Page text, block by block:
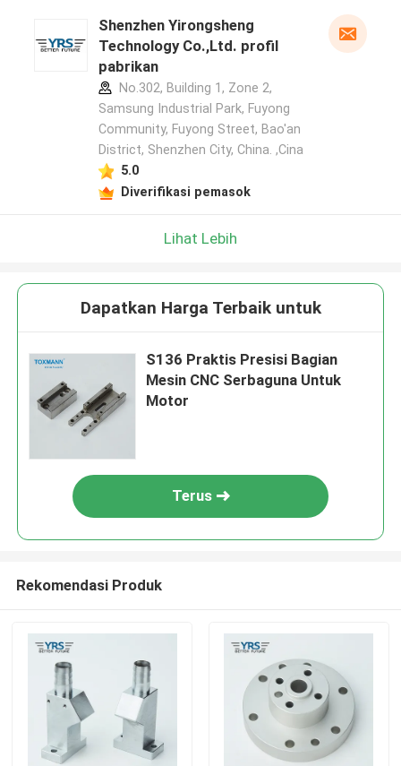
Rumah
Shenzhen Yirongsheng
Technology Co.,Ltd. profil
pabrikan
No.302, Building 1, Zone 2,
Samsung Industrial Park, Fuyong
Community, Fuyong Street, Bao'an
District, Shenzhen City, China. ,Cina
5.0
Diverifikasi pemasok
Lihat Lebih
Dapatkan Harga Terbaik untuk
S136 Praktis Presisi Bagian
Mesin CNC Serbaguna Untuk
Motor
Terus
Rekomendasi Produk